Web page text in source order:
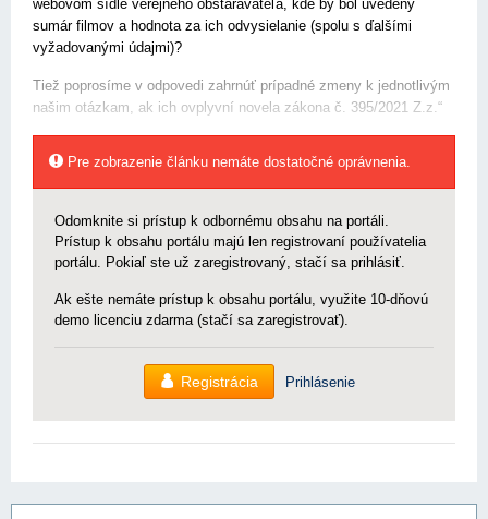
webovom sídle verejného obstarávateľa, kde by bol uvedený
sumár filmov a hodnota za ich odvysielanie (spolu s ďalšími
vyžadovanými údajmi)?
Tiež poprosíme v odpovedi zahrnúť prípadné zmeny k jednotlivým
našim otázkam, ak ich ovplyvní novela zákona č. 395/2021 Z.z.“
Pre zobrazenie článku nemáte dostatočné oprávnenia.
Odomknite si prístup k odbornému obsahu na portáli.
Prístup k obsahu portálu majú len registrovaní používatelia
portálu. Pokiaľ ste už zaregistrovaný, stačí sa prihlásiť.
Ak ešte nemáte prístup k obsahu portálu, využite 10-dňovú
demo licenciu zdarma (stačí sa zaregistrovať).
Registrácia Prihlásenie